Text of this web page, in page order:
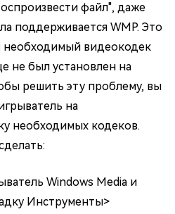
файл", даже
поддерживается WMP. Это
необходимый видеокодек
не был установлен на
решить эту проблему, вы
на
необходимых кодеков.
Windows Media и
Инструменты>